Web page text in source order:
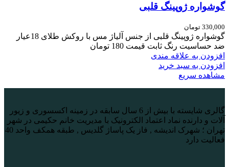
گوشواره ژوپینگ قلبی
330,000 تومان
گوشواره ژوپینگ قلبی از جنس آلیاژ مس با روکش طلای 18عیار
ضد حساسیت رنگ ثابت قیمت 180 تومان
افزودن به علاقه مندی
افزودن به سبد خرید
مشاهده سریع
گالری شایسته با بیش از 6 سال سابقه در زمینه اکسسوری و زیور
آلات و دارنده نماد اعتماد الکترونیک با مدیریت خانم حکیمی در شهر
تهران ؛ شهرک اندیشه , فاز یک پاساژ گلدیس , طبقه همکف واحد 40
فعالیت دارد